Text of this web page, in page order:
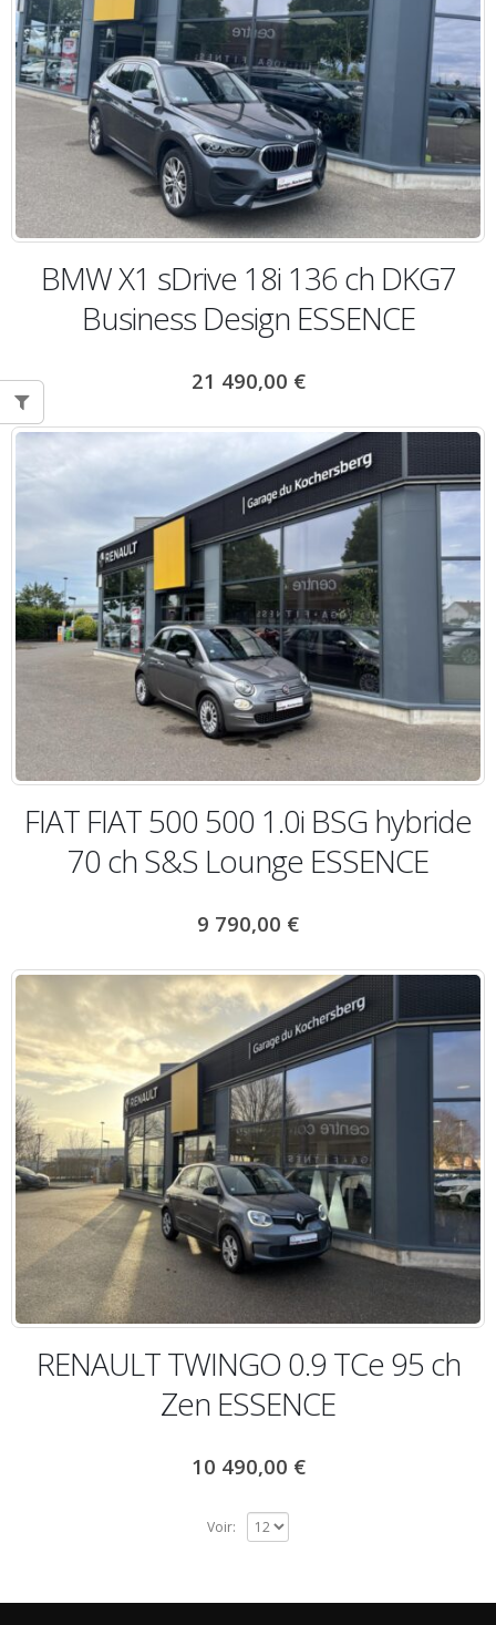
BMW X1 sDrive 18i 136 ch DKG7
Business Design ESSENCE
21 490,00 €
FIAT FIAT 500 500 1.0i BSG hybride
70 ch S&S Lounge ESSENCE
9 790,00 €
RENAULT TWINGO 0.9 TCe 95 ch
Zen ESSENCE
10 490,00 €
Voir: